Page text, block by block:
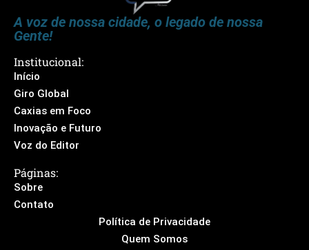
A voz de nossa cidade, o legado de nossa
Gente!
Institucional:
Início
Giro Global
Caxias em Foco
Inovação e Futuro
Voz do Editor
Páginas:
Sobre
Contato
Política de Privacidade
Quem Somos